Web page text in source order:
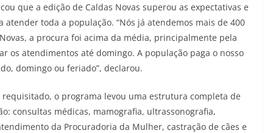
que a edição de Caldas Novas superou as expectativas e
toda a população. “Nós já atendemos mais de 400
a procura foi acima da média, principalmente pela
os atendimentos até domingo. A população paga o nosso
domingo ou feriado”, declarou.
o programa levou uma estrutura completa de
consultas médicas, mamografia, ultrassonografia,
da Procuradoria da Mulher, castração de cães e